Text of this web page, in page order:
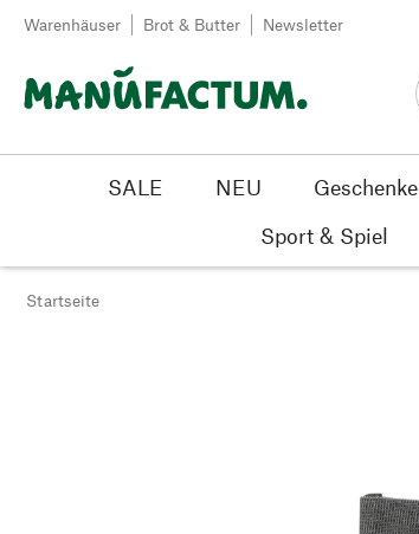
Zum Inhalt springen
Warenhäuser Brot & Butter Newsletter
SALE NEU Geschenke
Sport & Spiel
Startseite